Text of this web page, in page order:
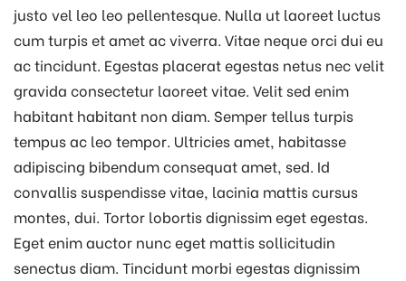
justo vel leo leo pellentesque. Nulla ut laoreet luctus
cum turpis et amet ac viverra. Vitae neque orci dui eu
ac tincidunt. Egestas placerat egestas netus nec velit
gravida consectetur laoreet vitae. Velit sed enim
habitant habitant non diam. Semper tellus turpis
tempus ac leo tempor. Ultricies amet, habitasse
adipiscing bibendum consequat amet, sed. Id
convallis suspendisse vitae, lacinia mattis cursus
montes, dui. Tortor lobortis dignissim eget egestas.
Eget enim auctor nunc eget mattis sollicitudin
senectus diam. Tincidunt morbi egestas dignissim